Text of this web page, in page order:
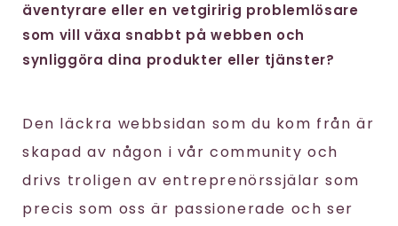
äventyrare eller en vetgiririg problemlösare
som vill växa snabbt på webben och
synliggöra dina produkter eller tjänster?
Den läckra webbsidan som du kom från är
skapad av någon i vår community och
drivs troligen av entreprenörssjälar som
precis som oss är passionerade och ser